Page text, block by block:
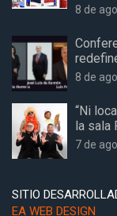
8 de
8 de
“Ni
la sala
7 de
SITIO
EA WEB DESIGN